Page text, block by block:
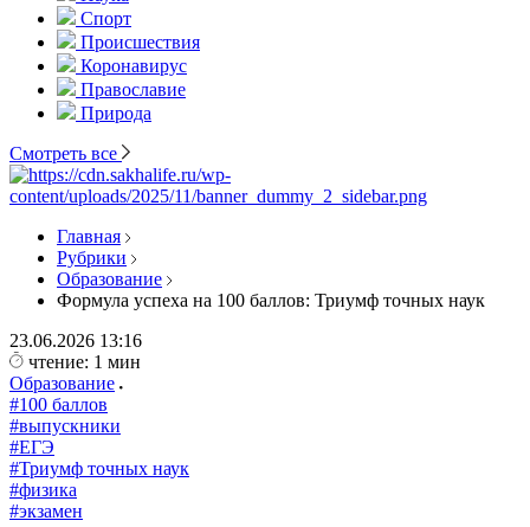
Спорт
Происшествия
Коронавирус
Православие
Природа
Смотреть все
Главная
Рубрики
Образование
Формула успеха на 100 баллов: Триумф точных наук
23.06.2026 13:16
чтение: 1 мин
Образование
#100 баллов
#выпускники
#ЕГЭ
#Триумф точных наук
#физика
#экзамен